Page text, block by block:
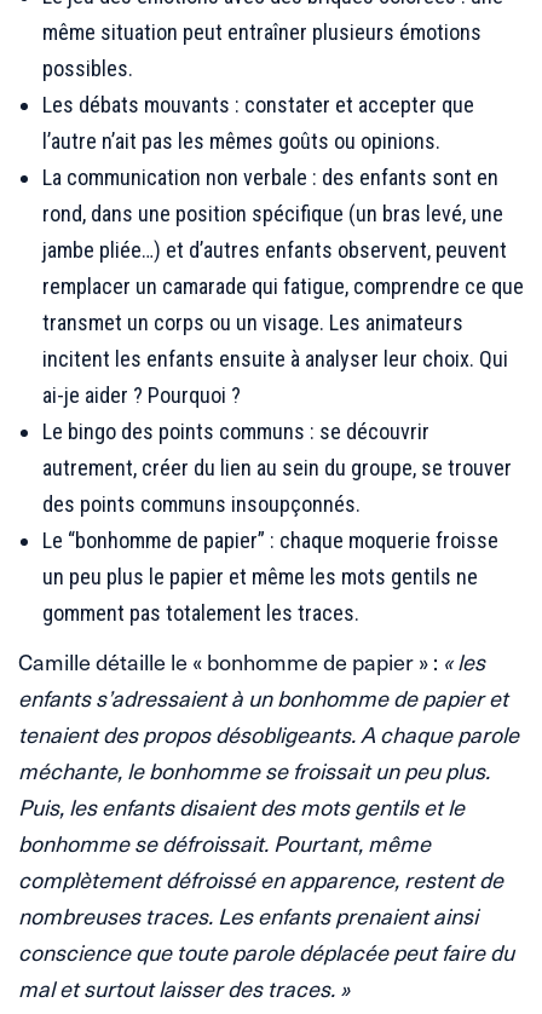
même situation peut entraîner plusieurs émotions
possibles.
Les débats mouvants : constater et accepter que
l’autre n’ait pas les mêmes goûts ou opinions.
La communication non verbale : des enfants sont en
rond, dans une position spécifique (un bras levé, une
jambe pliée…) et d’autres enfants observent, peuvent
remplacer un camarade qui fatigue, comprendre ce que
transmet un corps ou un visage. Les animateurs
incitent les enfants ensuite à analyser leur choix. Qui
ai-je aider ? Pourquoi ?
Le bingo des points communs : se découvrir
autrement, créer du lien au sein du groupe, se trouver
des points communs insoupçonnés.
Le “bonhomme de papier” : chaque moquerie froisse
un peu plus le papier et même les mots gentils ne
gomment pas totalement les traces.
Camille détaille le « bonhomme de papier » : « les
enfants s’adressaient à un bonhomme de papier et
tenaient des propos désobligeants. A chaque parole
méchante, le bonhomme se froissait un peu plus.
Puis, les enfants disaient des mots gentils et le
bonhomme se défroissait. Pourtant, même
complètement défroissé en apparence, restent de
nombreuses traces. Les enfants prenaient ainsi
conscience que toute parole déplacée peut faire du
mal et surtout laisser des traces. »